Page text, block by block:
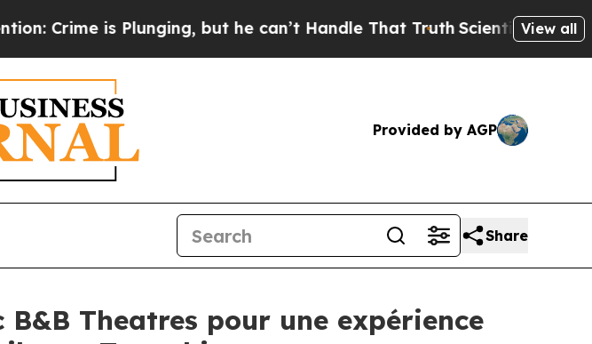
is Plunging, but he can’t Handle That Truth Scientists Designed a
View all
Provided by AGP
Share
Theatres pour une expérience